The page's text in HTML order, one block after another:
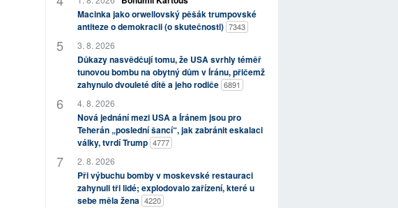
Macinka jako orwellovský pěšák trumpovské
antiteze o demokracii (o skutečnosti) 7343
3. 8. 2026
Důkazy nasvědčují tomu, že USA svrhly téměř
tunovou bombu na obytný dům v Íránu, přičemž
zahynulo dvouleté dítě a jeho rodiče 6891
4. 8. 2026
Nová jednání mezi USA a Íránem jsou pro
Teherán „poslední šancí“, jak zabránit eskalaci
války, tvrdí Trump 4777
2. 8. 2026
Při výbuchu bomby v moskevské restauraci
zahynuli tři lidé; explodovalo zařízení, které u
sebe měla žena 4220